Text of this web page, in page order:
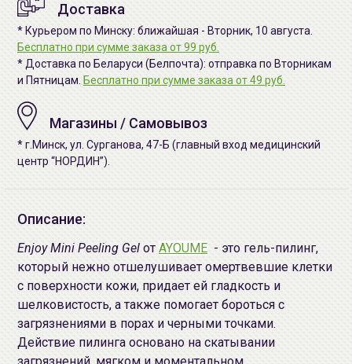
Доставка
* Курьером по Минску: ближайшая - Вторник, 10 августа.
Бесплатно при сумме заказа от 99 руб.
* Доставка по Беларуси (Белпочта): отправка по Вторникам
и Пятницам. Бесплатно при сумме заказа от 49 руб.
Магазины / Самовывоз
* г.Минск, ул. Сурганова, 47-Б (главный вход медицинский
центр “НОРДИН”).
Описание:
Enjoy Mini Peeling Gel от AYOUME - это гель-пилинг,
который нежно отшелушивает омертвевшие клетки
с поверхности кожи, придает ей гладкость и
шелковистость, а также помогает бороться с
загрязнениями в порах и черными точками.
Действие пилинга основано на скатывании